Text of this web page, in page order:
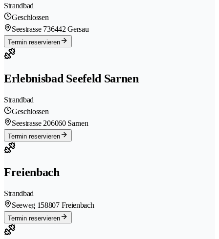
Strandbad
Geschlossen
Seestrasse 736442 Gersau
Termin reservieren
Erlebnisbad Seefeld Sarnen
Strandbad
Geschlossen
Seestrasse 206060 Sarnen
Termin reservieren
Freienbach
Strandbad
Seeweg 158807 Freienbach
Termin reservieren